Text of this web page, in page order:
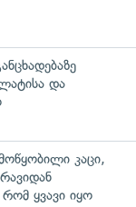
და
კაცი,
ყვავი იყო